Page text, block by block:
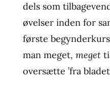
dels som
øvelser inden for
første
man meget, meget
oversætte ’fra